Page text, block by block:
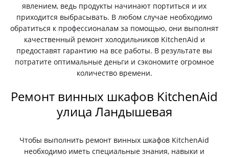
явлением, ведь продукты начинают портиться и их
приходится выбрасывать. В любом случае необходимо
обратиться к профессионалам за помощью, они выполнят
качественный ремонт холодильников KitchenAid и
предоставят гарантию на все работы. В результате вы
потратите оптимальные деньги и сэкономите огромное
количество времени.
Ремонт винных шкафов KitchenAid
улица Ландышевая
Чтобы выполнить ремонт винных шкафов KitchenAid
необходимо иметь специальные знания, навыки и